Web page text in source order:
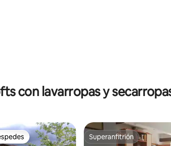
con lavarropas y
Superanfitrión
Superanfitrión